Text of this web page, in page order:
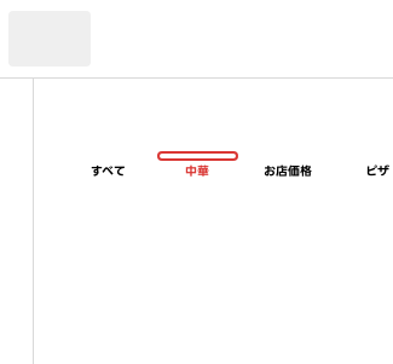
すべて 中華 お店価格 ピザ